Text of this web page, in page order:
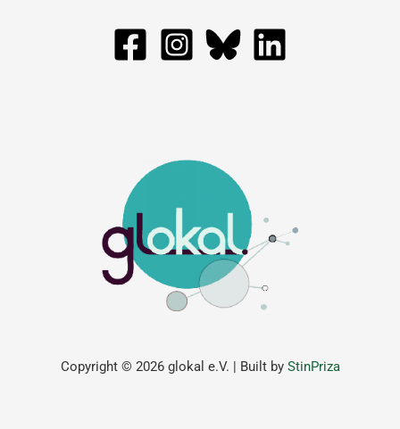
Copyright © 2026 glokal e.V. | Built by StinPriza